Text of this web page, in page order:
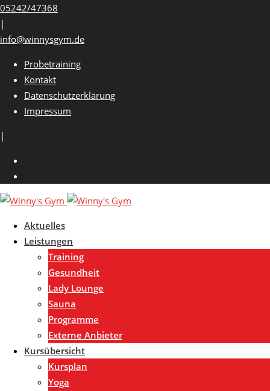
Skip
to
content
05242/47368
|
info@winnysgym.de
Probetraining
Kontakt
Datenschutzerklärung
Impressum
|
Aktuelles
Leistungen
Training
Gesundheit
Lady Lounge
Sauna
Programme
Externe Anbieter
Kursübersicht
Kursplan
Yoga